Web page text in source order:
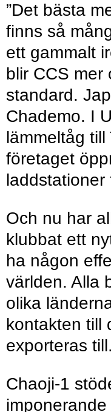
”Det bästa
finns så
ett gammalt
blir CCS mer
standard.
Chademo. I
lämmeltåg
företaget
laddstationer
Och nu har
klubbat ett
ha någon
världen. Alla
olika
kontakten till
exporteras till.
Chaoji-1